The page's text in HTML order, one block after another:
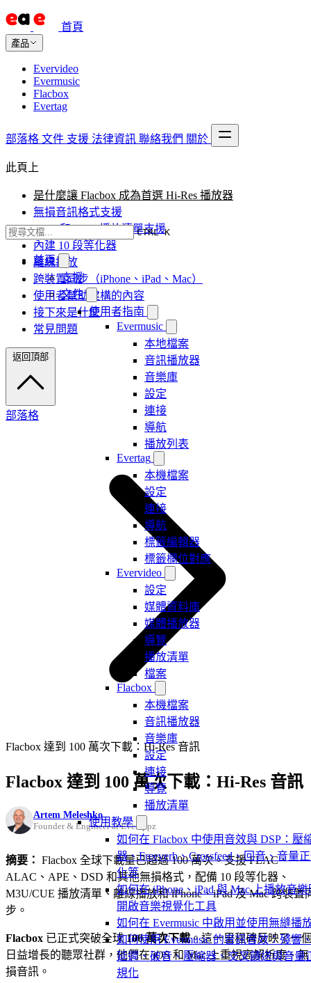
首頁
產品
Evervideo
Evermusic
Flacbox
Evertag
部落格 文件 支援 法律資訊 聯絡我們 關於
CTRL K
首頁
支援
文件
使用者指南
Evermusic
本地檔案
音訊播放器
音樂庫
設定
連接
導航
播放列表
Evertag
本機檔案
設定
連接
導航
標籤編輯器
標籤欄位對應
Evervideo
設定
媒體資料庫
媒體播放器
導覽
播放清單
檔案
Flacbox
本機檔案
音訊播放器
音樂庫
設定
連接
導覽
播放清單
使用教學
如何在 Flacbox 中使用音效與 DSP：壓
器、Freeverb、Crossfeed、回音、音量
化等
如何在 iPhone、iPad 與 Mac 上播放音樂
開啟音樂視覺化工具
如何在 Evermusic 中啟用並使用無縫播
如何使用 Evermusic 的音訊音效：殘響
延遲、破音、壓縮器、交叉饋送與音量
規化
此頁上
是什麼讓 Flacbox 成為首選 Hi-Res 播放器
無損音訊格式支援
M3U 和 CUE 播放清單支援
內建 10 段等化器
離線播放
跨裝置同步（iPhone、iPad、Mac）
使用者幫助建構的內容
接下來是什麼
常見問題
返回頂部
部落格
Flacbox 達到 100 萬次下載：Hi-Res 音訊
Flacbox 達到 100 萬次下載：Hi-Res 音訊
Artem Meleshko
Founder & Engineer at Everappz
摘要： Flacbox 全球下載量已超過 100 萬次。支援 FLAC、
ALAC、APE、DSD 和其他無損格式，配備 10 段等化器、
M3U/CUE 播放清單、離線播放和 iPhone、iPad 及 Mac 跨裝置
步。
Flacbox 已正式突破全球100 萬次下載。這一里程碑反映了一
日益增長的聽眾社群，他們在 iOS 和 Mac 上重視高解析度、無
損音訊。